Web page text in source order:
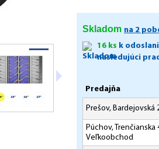
Skladom na 2
16 ks k
nasledujúci
Predajňa
Prešov, Bardejovská
Púchov, Trenčianska
Veľkoobchod